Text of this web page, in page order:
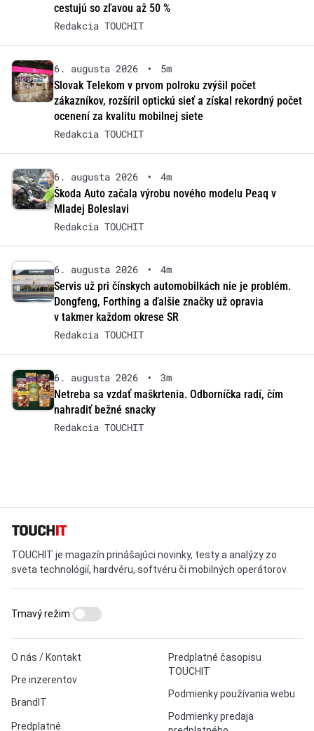
cestujú so zľavou až 50 %
Redakcia TOUCHIT
6. augusta 2026 •
5m
Slovak Telekom v prvom polroku zvýšil počet
zákazníkov, rozšíril optickú sieť a získal rekordný počet
ocenení za kvalitu mobilnej siete
Redakcia TOUCHIT
6. augusta 2026 •
4m
Škoda Auto začala výrobu nového modelu Peaq v
Mladej Boleslavi
Redakcia TOUCHIT
6. augusta 2026 •
4m
Servis už pri čínskych automobilkách nie je problém.
Dongfeng, Forthing a ďalšie značky už opravia
v takmer každom okrese SR
Redakcia TOUCHIT
6. augusta 2026 •
3m
Netreba sa vzdať maškrtenia. Odborníčka radí, čím
nahradiť bežné snacky
Redakcia TOUCHIT
TOUCHIT je magazín prinášajúci novinky, testy a analýzy zo
sveta technológií, hardvéru, softvéru či mobilných operátorov.
O nás / Kontakt
Pre inzerentov
BrandIT
Predplatné
Predplatné časopisu
TOUCHIT
Podmienky používania webu
Podmienky predaja
Tmavý režim